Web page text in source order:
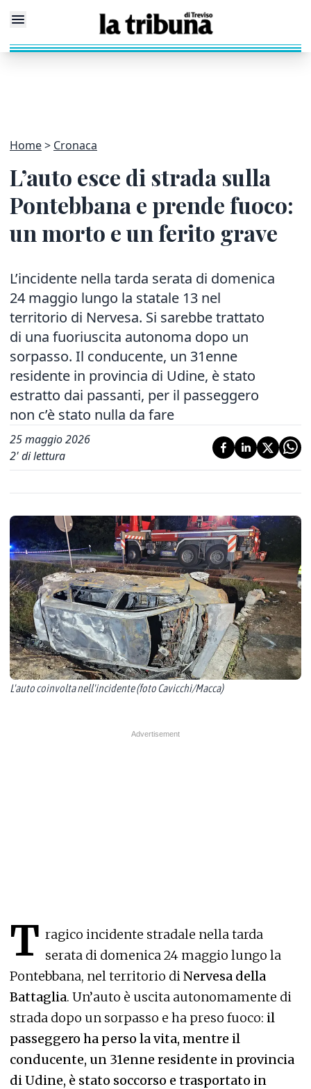
Home Cronaca
L’auto esce di strada sulla
Pontebbana e prende fuoco:
un morto e un ferito grave
L’incidente nella tarda serata di domenica
24 maggio lungo la statale 13 nel
territorio di Nervesa. Si sarebbe trattato
di una fuoriuscita autonoma dopo un
sorpasso. Il conducente, un 31enne
residente in provincia di Udine, è stato
estratto dai passanti, per il passeggero
non c’è stato nulla da fare
25 maggio 2026
2' di lettura
L'auto coinvolta nell'incidente (foto Cavicchi/Macca)
T ragico incidente stradale nella tarda
serata di domenica 24 maggio lungo la
Pontebbana, nel territorio diNervesa della
Battaglia. Un’auto è uscita autonomamente di
strada dopo un sorpasso e ha preso fuoco: il
passeggero ha perso la vita, mentre il
conducente, un 31enne residente in provincia
di Udine, è stato soccorso e trasportato in